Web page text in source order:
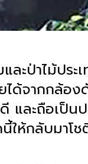
ะป่าไม้ประ
ได้จากกล้อ
และถือเป็นป
ห้กลับมาโช